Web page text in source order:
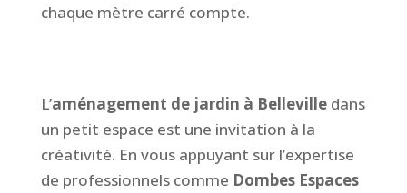
chaque mètre carré compte.
L’aménagement de jardin à Bellevilledans
un petit espace est une invitation à la
créativité. En vous appuyant sur l’expertise
de professionnels comme Dombes Espaces